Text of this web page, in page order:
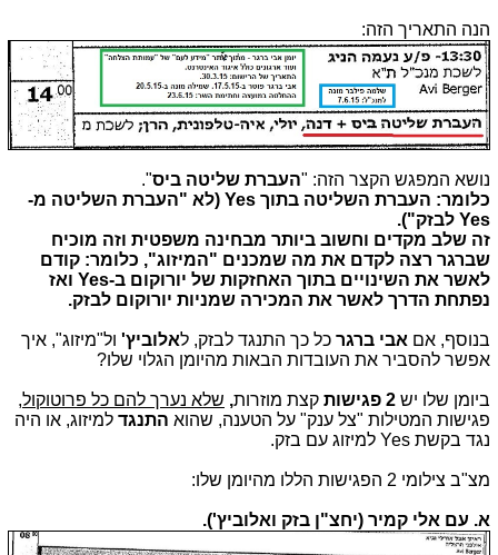
הנה התאריך הזה:
נושא המפגש הקצר הזה: "העברת שליטה ביס".
כלומר: העברת השליטה בתוך Yes
(לא "העברת השליטה מ-
Yes לבזק").
זה שלב מקדים וחשוב ביותר מבחינה משפטית וזה מוכיח
שברגר רצה לקדם את מה שמכנים "המיזוג", כלומר: קודם
לאשר את השינויים בתוך האחזקות של יורוקום ב-Yes ואז
נפתחת הדרך לאשר את המכירה שמניות יורוקום לבזק.
בנוסף, אם אבי ברגר כל כך התנגד לבזק, לאלוביץ' ול"מיזוג", איך
אפשר להסביר את העובדות הבאות מהיומן הגלוי שלו?
ביומן שלו יש 2 פגישות קצת מוזרות, שלא נערך להם כל פרוטוקול,
פגישות המטילות "צל ענק" על הטענה, שהוא התנגד למיזוג, או היה
נגד בקשת Yes למיזוג עם בזק.
מצ"ב צילומי 2 הפגישות הללו מהיומן שלו:
א. עם אלי קמיר (יחצ"ן בזק ואלוביץ').